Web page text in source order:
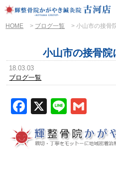
HOME > ブログ一覧 >小山市の接骨
小山市の接骨院
18.03.03
ブログ一覧
Facebook
X Line